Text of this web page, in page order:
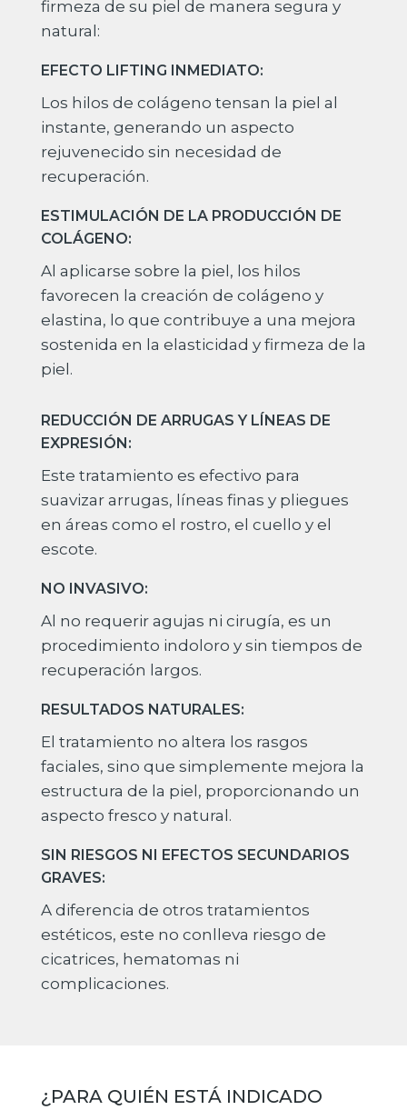
firmeza de su piel de manera segura y
natural:
EFECTO LIFTING INMEDIATO:
Los hilos de colágeno tensan la piel al
instante, generando un aspecto
rejuvenecido sin necesidad de
recuperación.
ESTIMULACIÓN DE LA PRODUCCIÓN DE
COLÁGENO:
Al aplicarse sobre la piel, los hilos
favorecen la creación de colágeno y
elastina, lo que contribuye a una mejora
sostenida en la elasticidad y firmeza de la
piel.
REDUCCIÓN DE ARRUGAS Y LÍNEAS DE
EXPRESIÓN:
Este tratamiento es efectivo para
suavizar arrugas, líneas finas y pliegues
en áreas como el rostro, el cuello y el
escote.
NO INVASIVO:
Al no requerir agujas ni cirugía, es un
procedimiento indoloro y sin tiempos de
recuperación largos.
RESULTADOS NATURALES:
El tratamiento no altera los rasgos
faciales, sino que simplemente mejora la
estructura de la piel, proporcionando un
aspecto fresco y natural.
SIN RIESGOS NI EFECTOS SECUNDARIOS
GRAVES:
A diferencia de otros tratamientos
estéticos, este no conlleva riesgo de
cicatrices, hematomas ni
complicaciones.
¿PARA QUIÉN ESTÁ INDICADO